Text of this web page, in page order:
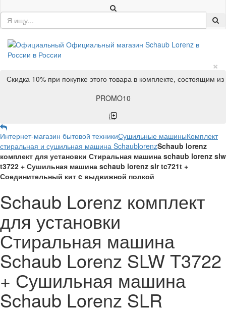
×
Скидка 10% при покупке этого товара в комплекте, состоящим
PROMO10
Интернет-магазин бытовой техникиСушильные машиныКомплект
стиральная и сушильная машина SchaublorenzSchaub lorenz
комплект для установки Стиральная машина schaub lorenz slw
t3722 + Сушильная машина schaub lorenz slr tc721t +
Соединительный кит c выдвижной полкой
Schaub Lorenz комплект
для установки
Стиральная машина
Schaub Lorenz SLW T3722
+ Сушильная машина
Schaub Lorenz SLR